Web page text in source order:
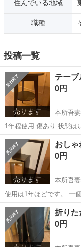
住んでいる地域
職種
投稿一覧
売ります
テーブ
0円
本所吾
1年程使用 傷あり 状態はいいの
所】玄関前 【希望取引
※袋などには入れずそのままのお
せてくださる方を優先...
東京 墨田区 本
売ります
おしゃ
0円
本所吾
使用は1年ほどです。 一
こともできます。縦、横どちらで
ずそのままのお渡しとなります。 写真の箇所一部汚
す。 気にならない方、状
東京 墨田区 本所
折りた
0円